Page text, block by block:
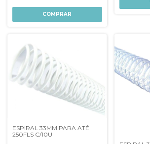
COMPRAR
ESPIRAL 33MM PARA ATÉ
250FLS C/10U